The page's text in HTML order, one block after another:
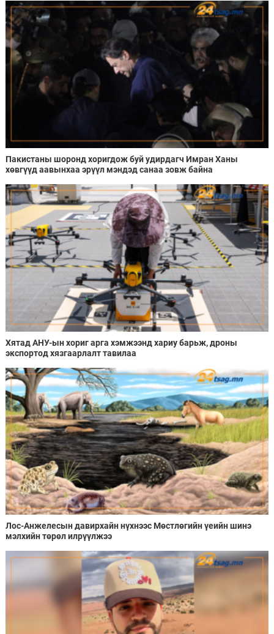
Пакистаны шоронд хоригдож буй удирдагч Имран Ханы
хөвгүүд аавынхаа эрүүл мэндэд санаа зовж байна
Хятад АНУ-ын хориг арга хэмжээнд хариу барьж, дроны
экспортод хязгаарлалт тавилаа
Лос-Анжелесын давирхайн нүхнээс Мөстлөгийн үеийн шинэ
мэлхийн төрөл илрүүлжээ